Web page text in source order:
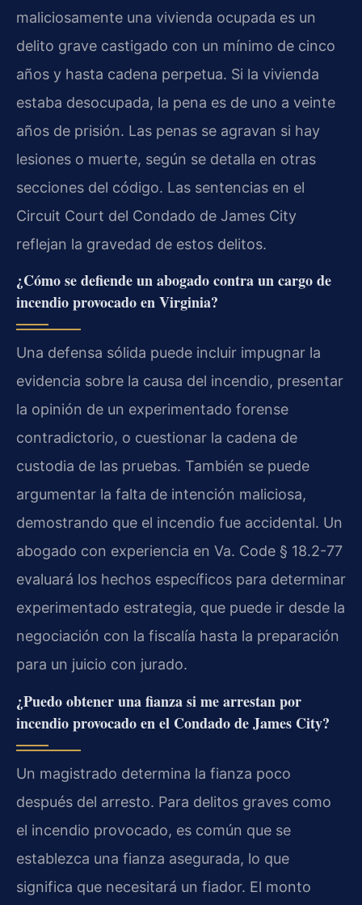
maliciosamente una vivienda ocupada es un
delito grave castigado con un mínimo de cinco
años y hasta cadena perpetua. Si la vivienda
estaba desocupada, la pena es de uno a veinte
años de prisión. Las penas se agravan si hay
lesiones o muerte, según se detalla en otras
secciones del código. Las sentencias en el
Circuit Court del Condado de James City
reflejan la gravedad de estos delitos.
¿Cómo se defiende un abogado contra un cargo de
incendio provocado en Virginia?
Una defensa sólida puede incluir impugnar la
evidencia sobre la causa del incendio, presentar
la opinión de un experimentado forense
contradictorio, o cuestionar la cadena de
custodia de las pruebas. También se puede
argumentar la falta de intención maliciosa,
demostrando que el incendio fue accidental. Un
abogado con experiencia en Va. Code § 18.2-77
evaluará los hechos específicos para determinar
experimentado estrategia, que puede ir desde la
negociación con la fiscalía hasta la preparación
para un juicio con jurado.
¿Puedo obtener una fianza si me arrestan por
incendio provocado en el Condado de James City?
Un magistrado determina la fianza poco
después del arresto. Para delitos graves como
el incendio provocado, es común que se
establezca una fianza asegurada, lo que
significa que necesitará un fiador. El monto